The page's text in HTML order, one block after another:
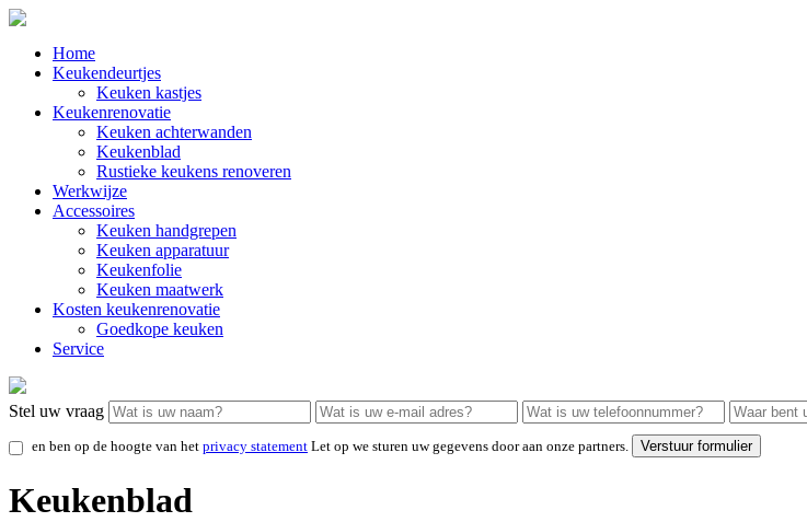
Home
Keukendeurtjes
Keuken kastjes
Keukenrenovatie
Keuken achterwanden
Keukenblad
Rustieke keukens renoveren
Werkwijze
Accessoires
Keuken handgrepen
Keuken apparatuur
Keukenfolie
Keuken maatwerk
Kosten keukenrenovatie
Goedkope keuken
Service
Stel uw vraag
en ben op de hoogte van het privacy statement Let op we sturen uw gegevens door aan onze partners.
Keukenblad